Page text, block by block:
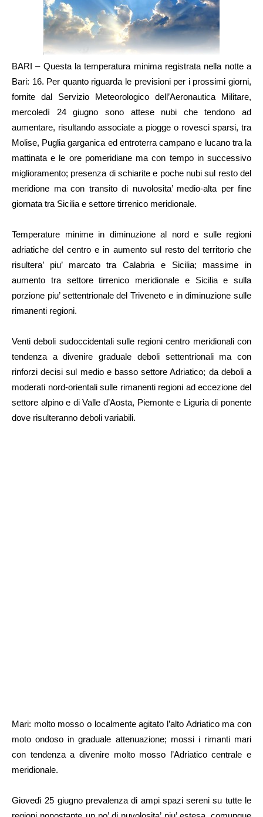
BARI – Questa la temperatura minima registrata nella notte a
Bari: 16. Per quanto riguarda le previsioni per i prossimi giorni,
fornite dal Servizio Meteorologico dell’Aeronautica Militare,
mercoledì 24 giugno sono attese nubi che tendono ad
aumentare, risultando associate a piogge o rovesci sparsi, tra
Molise, Puglia garganica ed entroterra campano e lucano tra la
mattinata e le ore pomeridiane ma con tempo in successivo
miglioramento; presenza di schiarite e poche nubi sul resto del
meridione ma con transito di nuvolosita’ medio-alta per fine
giornata tra Sicilia e settore tirrenico meridionale.
Temperature minime in diminuzione al nord e sulle regioni
adriatiche del centro e in aumento sul resto del territorio che
risultera’ piu’ marcato tra Calabria e Sicilia; massime in
aumento tra settore tirrenico meridionale e Sicilia e sulla
porzione piu’ settentrionale del Triveneto e in diminuzione sulle
rimanenti regioni.
Venti deboli sudoccidentali sulle regioni centro meridionali con
tendenza a divenire graduale deboli settentrionali ma con
rinforzi decisi sul medio e basso settore Adriatico; da deboli a
moderati nord-orientali sulle rimanenti regioni ad eccezione del
settore alpino e di Valle d’Aosta, Piemonte e Liguria di ponente
dove risulteranno deboli variabili.
Mari: molto mosso o localmente agitato l’alto Adriatico ma con
moto ondoso in graduale attenuazione; mossi i rimanti mari
con tendenza a divenire molto mosso l’Adriatico centrale e
meridionale.
Giovedì 25 giugno prevalenza di ampi spazi sereni su tutte le